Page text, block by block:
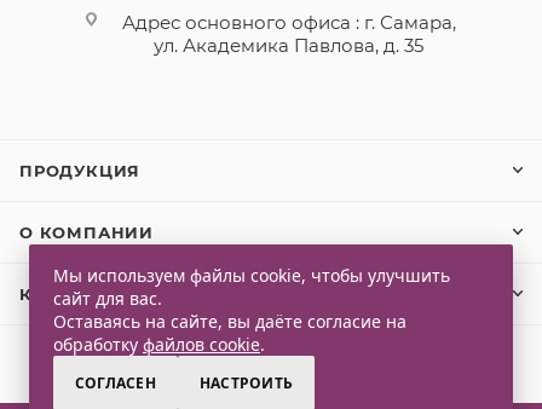
Адрес основного офиса : г. Самара,
ул. Академика Павлова, д. 35
ПРОДУКЦИЯ
О КОМПАНИИ
КЛИЕНТАМ
Мы используем файлы cookie, чтобы улучшить
сайт для вас.
Оставаясь на сайте, вы даёте согласие на
обработку файлов cookie.
СОГЛАСЕН НАСТРОИТЬ